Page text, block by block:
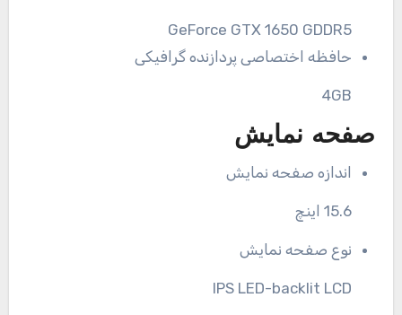
GeForce GTX 1650 GDDR5
حافظه اختصاصی پردازنده گرافیکی
4GB
صفحه نمایش
اندازه صفحه نمایش
15.6 اینچ
نوع صفحه نمایش
IPS LED-backlit LCD